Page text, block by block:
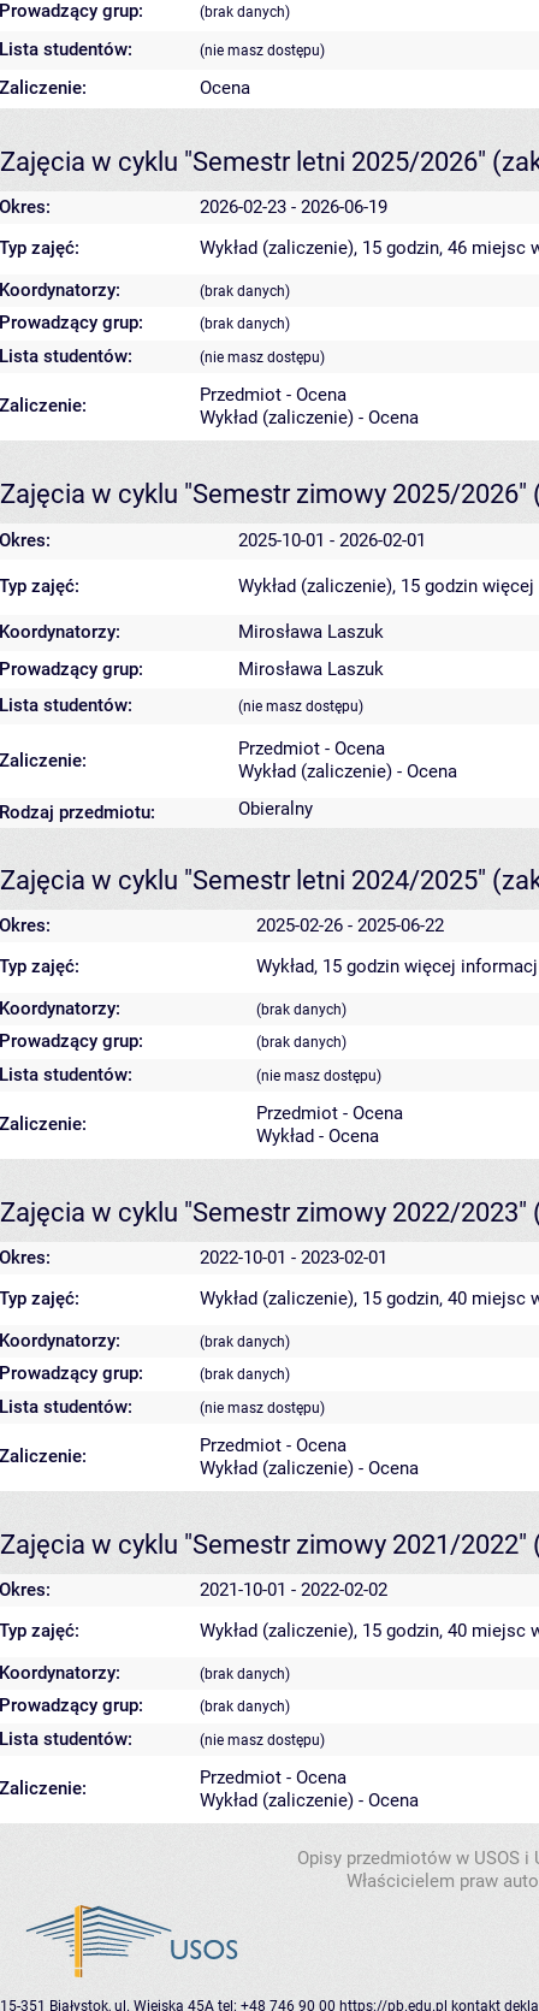
Prowadzący grup: (brak danych)
Lista studentów: (nie masz dostępu)
Zaliczenie: Ocena
Zajęcia w cyklu "Semestr letni 2025/2026"
Okres:
2026-02-23 - 2026-06-19
Typ zajęć:
Wykład (zaliczenie), 15 godzin, 46 miejsc
Koordynatorzy:
(brak danych)
Prowadzący grup: (brak danych)
Lista studentów: (nie masz dostępu)
Zaliczenie:
Przedmiot - Ocena
Wykład (zaliczenie) - Ocena
Zajęcia w cyklu "Semestr zimowy 2025/2026"
Okres: 2025-10-01 - 2026-02-01
Typ zajęć: Wykład (zaliczenie), 15 godzin
Koordynatorzy:
Mirosława Laszuk
Prowadzący grup:
Mirosława Laszuk
Lista studentów:
(nie masz dostępu)
Zaliczenie:
Przedmiot - Ocena
Wykład (zaliczenie) - Ocena
Rodzaj przedmiotu:
Obieralny
Zajęcia w cyklu "Semestr letni 2024/2025"
Okres:
2025-02-26 - 2025-06-22
Typ zajęć:
Wykład, 15 godzin więcej
Koordynatorzy:
(brak danych)
Prowadzący grup: (brak danych)
Lista studentów: (nie masz dostępu)
Zaliczenie:
Przedmiot - Ocena
Wykład - Ocena
Zajęcia w cyklu "Semestr zimowy 2022/2023"
Okres:
2022-10-01 - 2023-02-01
Typ zajęć:
Wykład (zaliczenie), 15 godzin, 40 miejsc
Koordynatorzy:
(brak danych)
Prowadzący grup: (brak danych)
Lista studentów: (nie masz dostępu)
Zaliczenie:
Przedmiot - Ocena
Wykład (zaliczenie) - Ocena
Zajęcia w cyklu "Semestr zimowy 2021/2022"
Okres:
2021-10-01 - 2022-02-02
Typ zajęć:
Wykład (zaliczenie), 15 godzin, 40 miejsc
Koordynatorzy:
(brak danych)
Prowadzący grup: (brak danych)
Lista studentów: (nie masz dostępu)
Zaliczenie:
Przedmiot - Ocena
Wykład (zaliczenie) - Ocena
Opisy przedmiotów w USOS
Właścicielem praw
15-351 Białystok, ul. Wiejska 45A tel: +48 746 90 00 https://pb.edu.pl kontakt